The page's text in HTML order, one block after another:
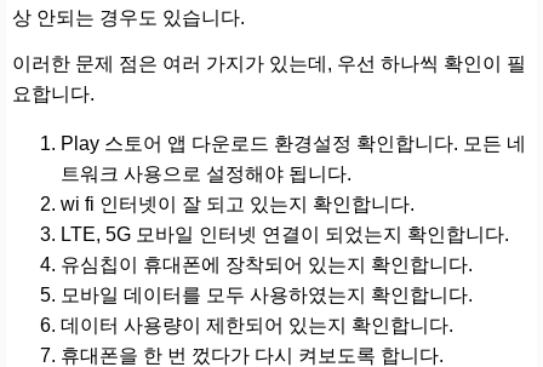
상 안되는 경우도 있습니다.
이러한 문제 점은 여러 가지가 있는데, 우선 하나씩 확인이 필
요합니다.
Play 스토어 앱 다운로드 환경설정 확인합니다. 모든 네
트워크 사용으로 설정해야 됩니다.
wi fi 인터넷이 잘 되고 있는지 확인합니다.
LTE, 5G 모바일 인터넷 연결이 되었는지 확인합니다.
유심칩이 휴대폰에 장착되어 있는지 확인합니다.
모바일 데이터를 모두 사용하였는지 확인합니다.
데이터 사용량이 제한되어 있는지 확인합니다.
휴대폰을 한 번 껐다가 다시 켜보도록 합니다.